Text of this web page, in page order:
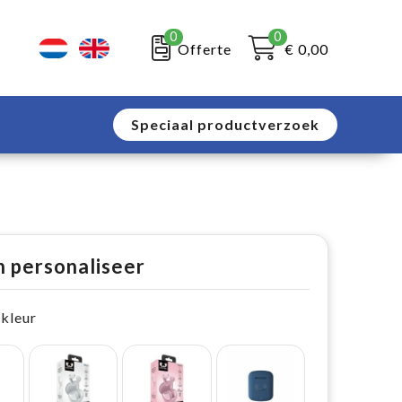
0
Offerte
0
€ 0,00
Speciaal productverzoek
personaliseer